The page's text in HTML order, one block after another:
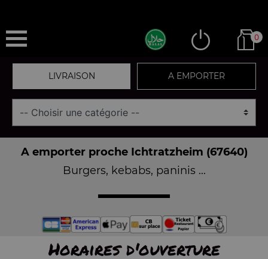
0
LIVRAISON A EMPORTER
A emporter proche Ichtratzheim (67640)
Burgers, kebabs, paninis ...
Horaires d'ouverture